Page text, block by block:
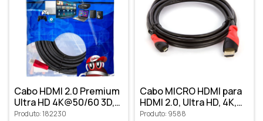
Cabo HDMI 2.0 Premium
Ultra HD 4K@50/60 3D,
10 metros - Cirilo Cabos
Produto: 182230
Cabo MICRO HDMI para
HDMI 2.0, Ultra HD, 4K,
3D, 5 metros
Produto: 9588